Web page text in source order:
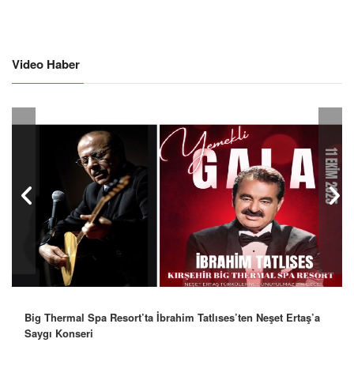
Video Haber
Big Thermal Spa Resort’ta İbrahim Tatlıses’ten Neşet Ertaş’a
Saygı Konseri
Robbie Williams’tan İstanbul’a Mesaj: “Unutulmaz Bir Gece
Olacak”